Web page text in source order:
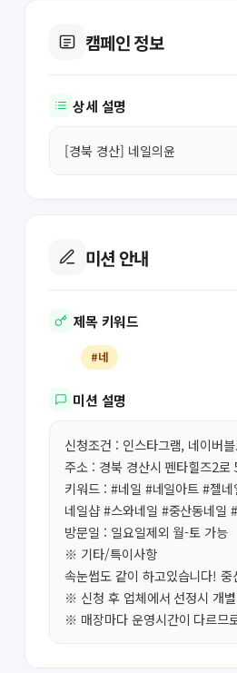
캠페인 정보
상세 설명
[경북 경산] 네일의윤
미션 안내
제목 키워드
#네
미션 설명
신청조건 : 인스타그램, 네이버
주소 : 경북 경산시 펜타힐즈2
키워드 : #네일 #네일아트 #젤
네일샵 #스와네일 #중산동네일
방문일 : 일요일제외 월-토 가능
※ 기타/특이사항
속눈썹도 같이 하고있습니다!
※ 신청 후 업체에서 선정시 개
※ 매장마다 운영시간이 다르므